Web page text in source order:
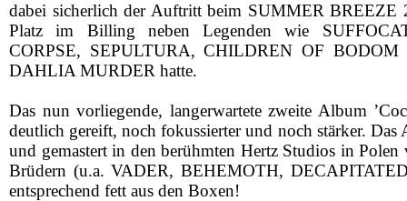
dabei sicherlich der Auftritt beim SUMMER BREEZE
Platz im Billing neben Legenden wie
CORPSE, SEPULTURA, CHILDREN OF
DAHLIA MURDER hatte.
Das nun vorliegende, langerwartete zweite Album
deutlich gereift, noch fokussierter und noch stärker.
und gemastert in den berühmten Hertz Studios in
Brüdern (u.a. VADER, BEHEMOTH,
entsprechend fett aus den Boxen!